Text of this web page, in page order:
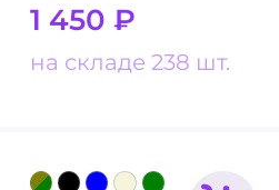
1 450 ₽
на складе 238 шт.